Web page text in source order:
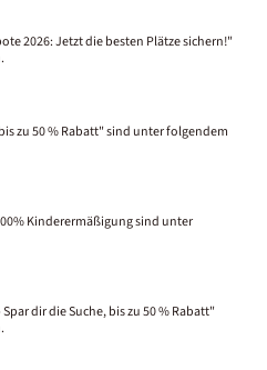
2026: Jetzt die besten Plätze sichern!"
zu 50 % Rabatt" sind unter folgendem
Kinderermäßigung sind unter
dir die Suche, bis zu 50 % Rabatt"